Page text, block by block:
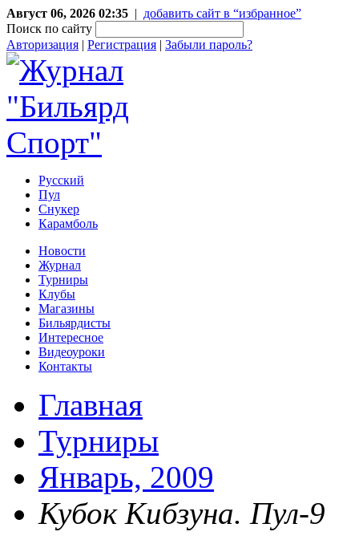
Август 06, 2026 02:35 | добавить сайт в “избранное”
Поиск по сайту
Авторизация | Регистрация | Забыли пароль?
Русский
Пул
Снукер
Карамболь
Новости
Журнал
Турниры
Клубы
Магазины
Бильярдисты
Интересное
Видеоуроки
Контакты
Главная
Турниры
Январь, 2009
Кубок Кибзуна. Пул-9